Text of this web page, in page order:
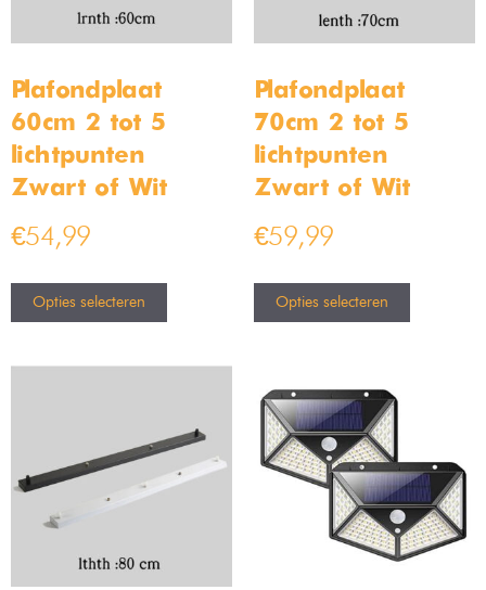
Plafondplaat
60cm 2 tot 5
lichtpunten –
Zwart of Wit
€54,99
Opties selecteren
Plafondplaat
70cm 2 tot 5
lichtpunten –
Zwart of Wit
€59,99
Opties selecteren